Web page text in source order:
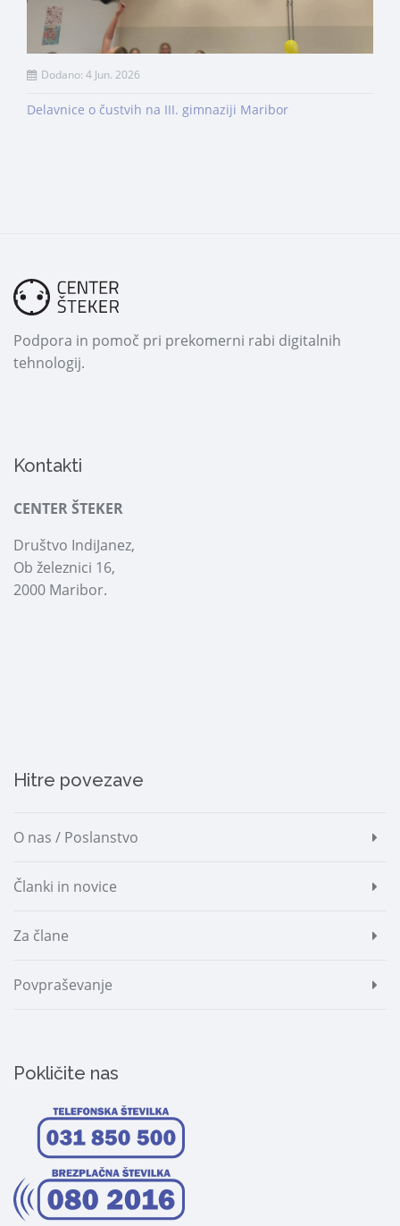
Dodano: 4 Jun. 2026
Delavnice o čustvih na III. gimnaziji Maribor
Podpora in pomoč pri prekomerni rabi digitalnih
tehnologij.
Kontakti
CENTER ŠTEKER
Društvo IndiJanez,
Ob železnici 16,
2000 Maribor.
Hitre povezave
O nas / Poslanstvo
Članki in novice
Za člane
Povpraševanje
Pokličite nas